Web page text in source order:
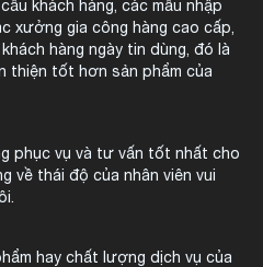
khách hàng, các mẫu nhập
xưởng gia công hàng cao cấp,
hàng ngày tin dùng, đó là
thiện tốt hơn sản phẩm của
phục vụ và tư vấn tốt nhất cho
về thái độ của nhân viên vui
hay chất lượng dịch vụ của